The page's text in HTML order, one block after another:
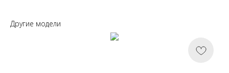
Другие модели